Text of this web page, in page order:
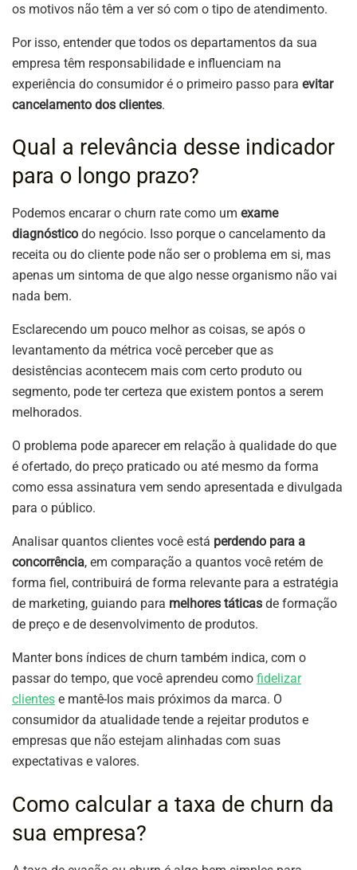
os motivos não têm a ver só com o tipo de atendimento.
Por isso, entender que todos os departamentos da sua
empresa têm responsabilidade e influenciam na
experiência do consumidor é o primeiro passo para evitar
cancelamento dos clientes.
Qual a relevância desse indicador
para o longo prazo?
Podemos encarar o churn rate como um exame
diagnóstico do negócio. Isso porque o cancelamento da
receita ou do cliente pode não ser o problema em si, mas
apenas um sintoma de que algo nesse organismo não vai
nada bem.
Esclarecendo um pouco melhor as coisas, se após o
levantamento da métrica você perceber que as
desistências acontecem mais com certo produto ou
segmento, pode ter certeza que existem pontos a serem
melhorados.
O problema pode aparecer em relação à qualidade do que
é ofertado, do preço praticado ou até mesmo da forma
como essa assinatura vem sendo apresentada e divulgada
para o público.
Analisar quantos clientes você está perdendo para a
concorrência, em comparação a quantos você retém de
forma fiel, contribuirá de forma relevante para a estratégia
de marketing, guiando para melhores táticas de formação
de preço e de desenvolvimento de produtos.
Manter bons índices de churn também indica, com o
passar do tempo, que você aprendeu como fidelizar
clientes e mantê-los mais próximos da marca. O
consumidor da atualidade tende a rejeitar produtos e
empresas que não estejam alinhadas com suas
expectativas e valores.
Como calcular a taxa de churn da
sua empresa?